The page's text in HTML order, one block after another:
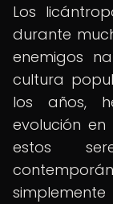
Los
durante
enemigos
cultura
los años,
evolución
estos